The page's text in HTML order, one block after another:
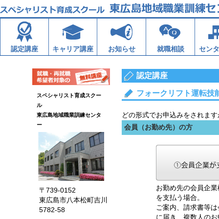
認定講座 キャリア講座 お知らせ 就職相談 セン
認定講座
フォークリフト運転技
どの形式でお申込みをされま
会員（お勤め先）の方
お勤め先の会員企
を支払う場合。
ご案内、請求書等
に届き、複数人の
スペシャリスト育成スクー
ル
東広島地域職業訓練センタ
ー
〒739-0152
東広島市八本松町吉川
5782-58